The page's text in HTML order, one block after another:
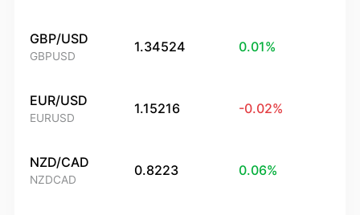
GBP/USD
GBPUSD
1.34524 0.01%
EUR/USD
EURUSD
1.15216 -0.02%
NZD/CAD
NZDCAD
0.8223 0.06%